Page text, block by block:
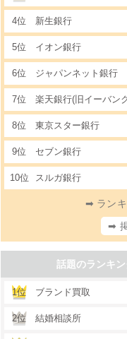
4位 新生銀行
5位 イオン銀行
6位 ジャパンネット銀行
7位 楽天銀行(旧イーバン
8位 東京スター銀行
9位 セブン銀行
10位 スルガ銀行
➡ ラン
➡
話題のランキ
1位 ブランド買取
2位 結婚相談所